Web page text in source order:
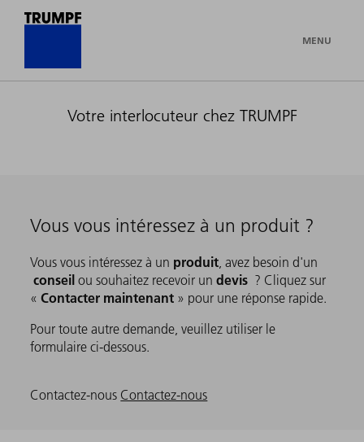
MENU
Votre interlocuteur chez TRUMPF
Vous vous intéressez à un produit ?
Vous vous intéressez à un produit, avez besoin d'un
conseil ou souhaitez recevoir undevis ? Cliquez sur
«Contacter maintenant » pour une réponse rapide.
Pour toute autre demande, veuillez utiliser le
formulaire ci-dessous.
Contactez-nous Contactez-nous